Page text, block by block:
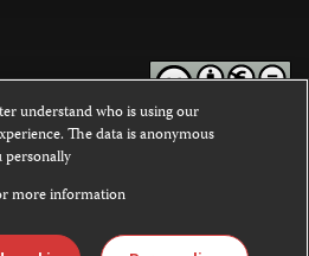
this website is licensed under a
NonCommercial-NoDerivatives 4.0
not covered by the Creative Commons
understand who is using our
The data is anonymous
more information.